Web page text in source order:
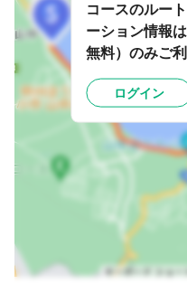
コースのルー
ーション情報
無料）のみご
ログイン